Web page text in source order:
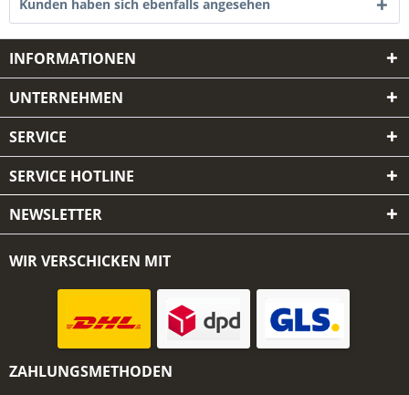
Kunden haben sich ebenfalls angesehen
INFORMATIONEN
UNTERNEHMEN
SERVICE
SERVICE HOTLINE
NEWSLETTER
WIR VERSCHICKEN MIT
ZAHLUNGSMETHODEN